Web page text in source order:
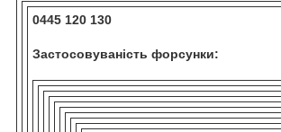
0445 120 130
Застосовуваність форсунки: